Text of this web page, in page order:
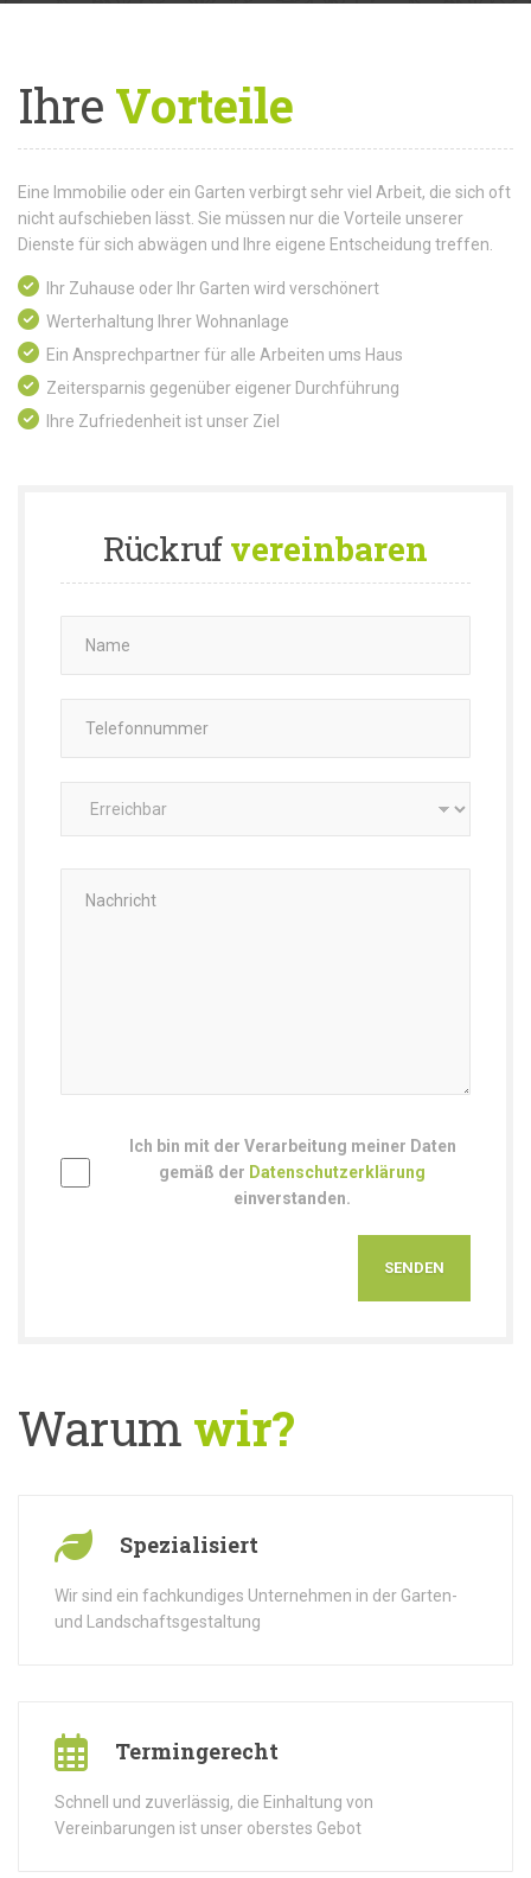
IhreVorteile
Eine Immobilie oder ein Garten verbirgt sehr viel Arbeit, die sich oft
nicht aufschieben lässt. Sie müssen nur die Vorteile unserer
Dienste für sich abwägen und Ihre eigene Entscheidung treffen.
Ihr Zuhause oder Ihr Garten wird verschönert
Werterhaltung Ihrer Wohnanlage
Ein Ansprechpartner für alle Arbeiten ums Haus
Zeitersparnis gegenüber eigener Durchführung
Ihre Zufriedenheit ist unser Ziel
Rückrufvereinbaren
Ich bin mit der Verarbeitung meiner Daten
gemäß der Datenschutzerklärung
einverstanden.
Warum wir?
Spezialisiert
Wir sind ein fachkundiges Unternehmen in der Garten-
und Landschaftsgestaltung
Termingerecht
Schnell und zuverlässig, die Einhaltung von
Vereinbarungen ist unser oberstes Gebot